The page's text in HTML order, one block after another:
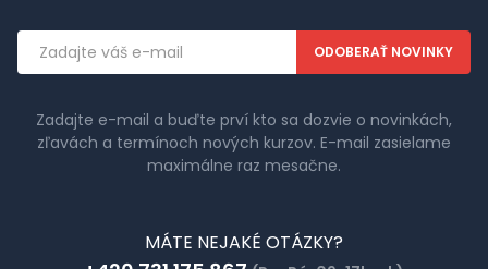
Emailová
adresa
Zadajte e-mail a buďte prví kto sa dozvie o novinkách,
zľavách a termínoch nových kurzov. E-mail zasielame
maximálne raz mesačne.
MÁTE NEJAKÉ OTÁZKY?